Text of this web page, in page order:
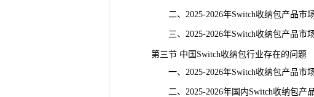
二、2025-2026年Switch收纳包产品市场
三、2025-2026年Switch收纳包产品市场
第三节 中国Switch收纳包行业存在的问题
一、2025-2026年Switch收纳包产品市场
二、2025-2026年国内Switch收纳包产品